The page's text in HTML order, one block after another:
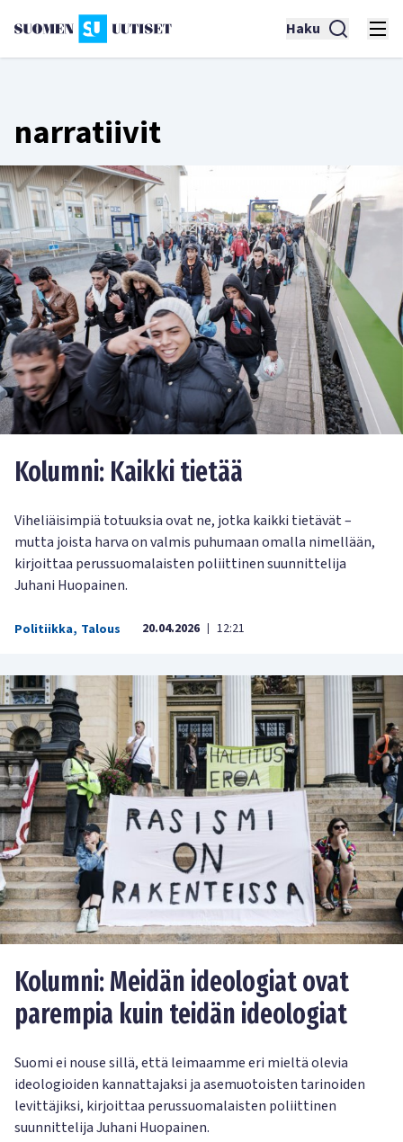
Haku
narratiivit
Kolumni: Kaikki tietää
Viheliäisimpiä totuuksia ovat ne, jotka kaikki tietävät –
mutta joista harva on valmis puhumaan omalla nimellään,
kirjoittaa perussuomalaisten poliittinen suunnittelija
Juhani Huopainen.
Politiikka, Talous 20.04.2026 | 12:21
Kolumni: Meidän ideologiat ovat
parempia kuin teidän ideologiat
Suomi ei nouse sillä, että leimaamme eri mieltä olevia
ideologioiden kannattajaksi ja asemuotoisten tarinoiden
levittäjiksi, kirjoittaa perussuomalaisten poliittinen
suunnittelija Juhani Huopainen.